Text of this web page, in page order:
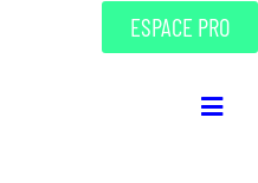
ESPACE PRO